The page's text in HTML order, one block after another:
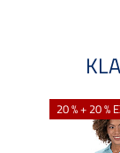
20 % + 20 %